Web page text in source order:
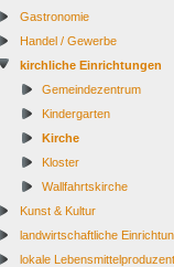
Gastronomie
Handel / Gewerbe
kirchliche Einrichtungen
Gemeindezentrum
Kindergarten
Kirche
Kloster
Wallfahrtskirche
Kunst & Kultur
landwirtschaftliche
lokale